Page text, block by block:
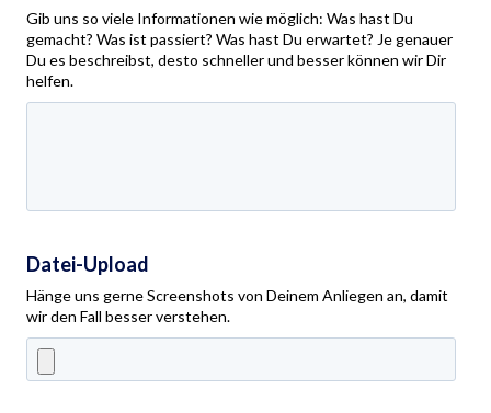
Gib uns so viele Informationen wie möglich: Was hast Du
gemacht? Was ist passiert? Was hast Du erwartet? Je genauer
Du es beschreibst, desto schneller und besser können wir Dir
helfen.
Datei-Upload
Hänge uns gerne Screenshots von Deinem Anliegen an, damit
wir den Fall besser verstehen.